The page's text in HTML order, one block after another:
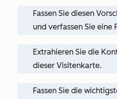
Fassen Sie diesen
und verfassen Sie eine
Extrahieren Sie die
dieser Visitenkarte.
Fassen Sie die